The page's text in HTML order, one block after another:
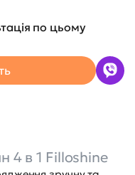
по цьому
4 в 1 Filloshine